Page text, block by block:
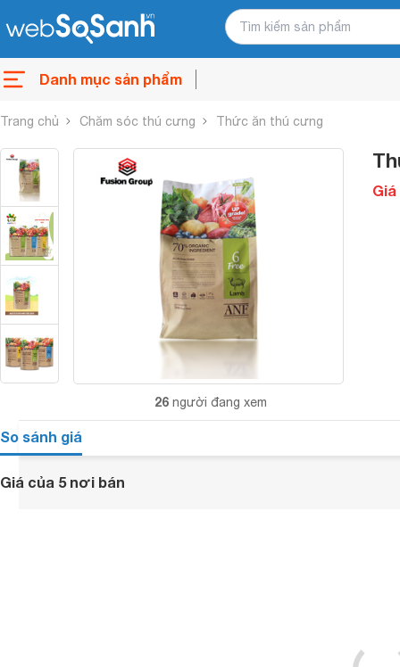
Danh mục sản phẩm
Trang chủ Chăm sóc thú cưng Thức ăn thú cưng
26 người đang xem
So sánh giá
Giá của 5 nơi bán